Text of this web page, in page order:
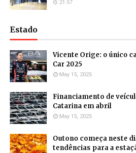
21:57
Estado
Vicente Orige: o único
Car 2025
May 15, 2025
Financiamento de
Catarina em abril
May 15, 2025
Outono começa neste
tendências para a